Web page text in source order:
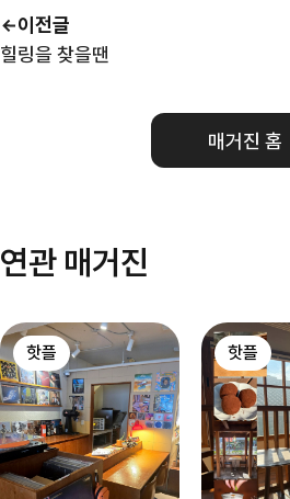
이전글
힐링을 찾을땐
매거진 홈
연관 매거진
핫플 핫플